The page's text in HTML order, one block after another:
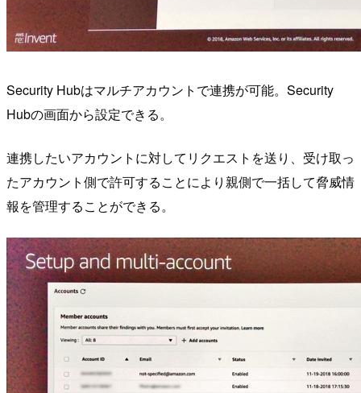
Security Hubはマルチアカウントで連携が可能。Security
Hubの画面から設定できる。
連携したいアカウントに対してリクエストを送り、受け取っ
たアカウント側で許可することにより親側で一括して脅威情
報を管理することができる。